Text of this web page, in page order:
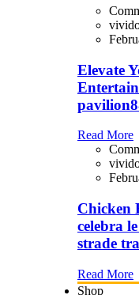
Elevate
Read More
Chicken
celebra
strade
Read More
Shop